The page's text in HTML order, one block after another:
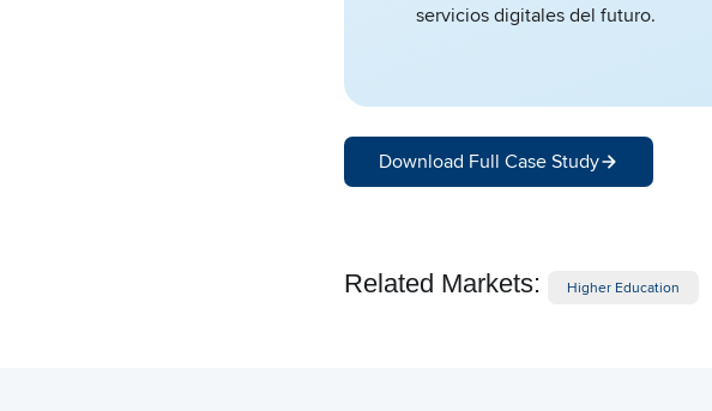
servicios digitales del futuro.
Download Full Case Study
Related Markets: Higher Education